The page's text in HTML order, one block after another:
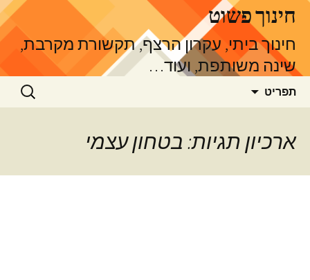
לדלג
לתוכןחינוך פשוט
חינוך ביתי, עקרון הרצף, תקשורת מקרבת,
שינה משותפת, ועוד…
תפריט חיפוש:
ארכיון תגיות: בטחון עצמי